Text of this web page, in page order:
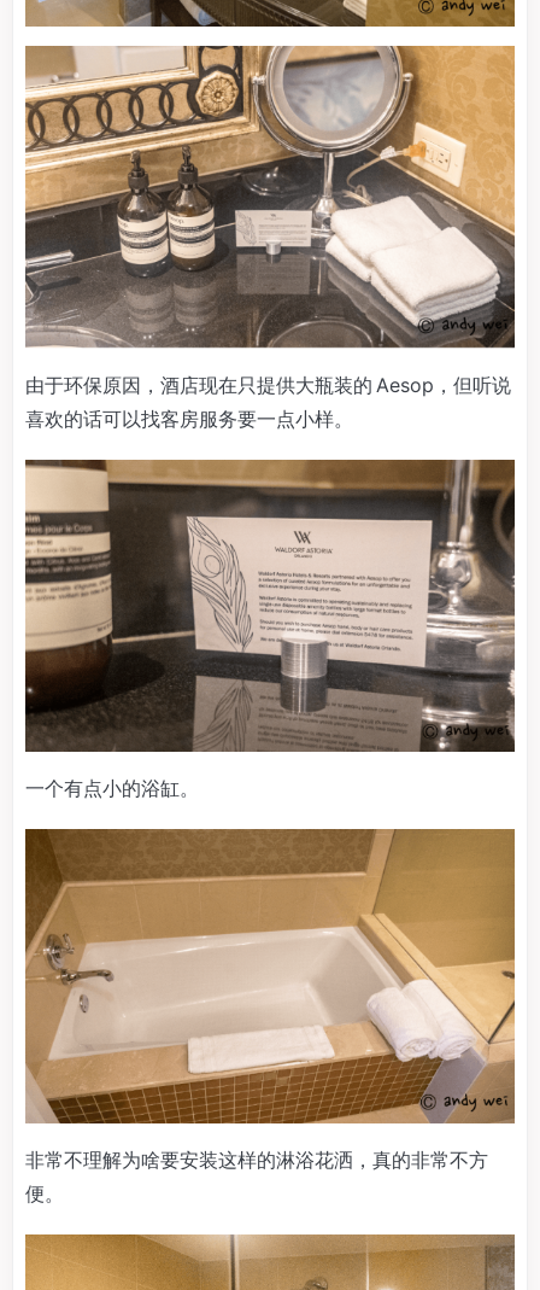
由于环保原因，酒店现在只提供大瓶装的 Aesop，但听说
喜欢的话可以找客房服务要一点小样。
一个有点小的浴缸。
非常不理解为啥要安装这样的淋浴花洒，真的非常不方
便。